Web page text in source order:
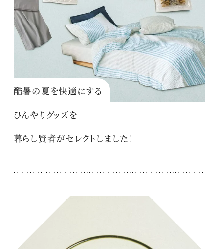
酷暑の夏を快適にする
ひんやりグッズを
暮らし賢者がセレクトしました！